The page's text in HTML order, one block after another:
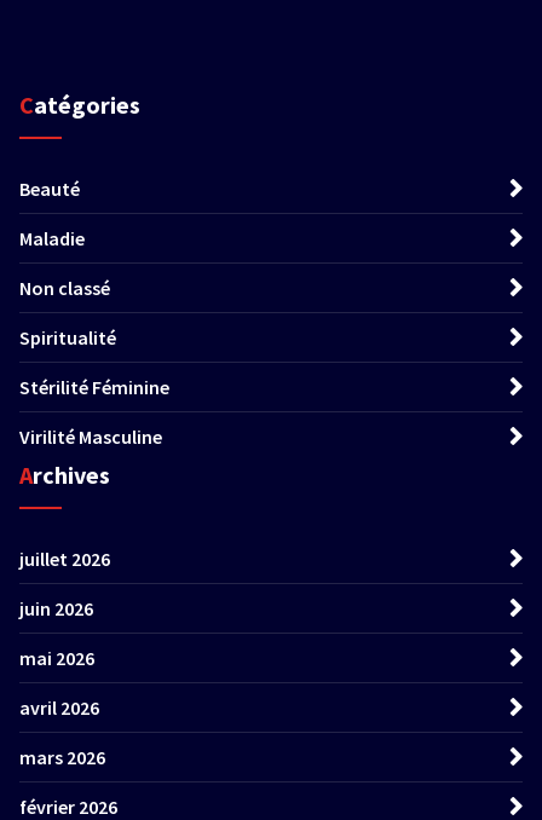
Catégories
Beauté
Maladie
Non classé
Spiritualité
Stérilité Féminine
Virilité Masculine
Archives
juillet 2026
juin 2026
mai 2026
avril 2026
mars 2026
février 2026